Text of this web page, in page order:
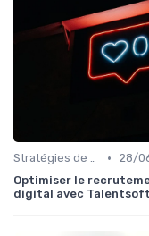
Stratégies de Recrutement Digital •
28/
Optimiser le
digital avec Talentsoft